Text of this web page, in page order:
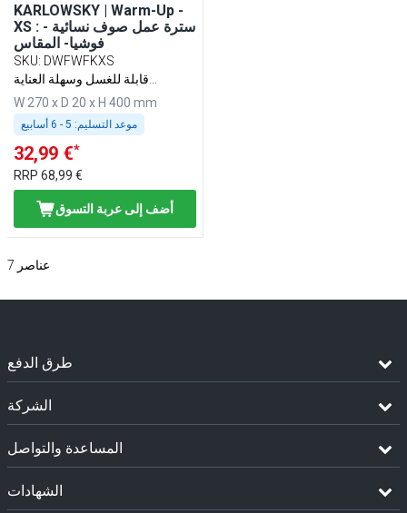
KARLOWSKY | Warm-Up -
XS : سترة عمل صوف نسائية -
فوشيا- المقاس
SKU: DWFWFKXS
قابلة للغسل وسهلة العناية
ومستدامة
W 270 x D 20 x H 400 mm
موعد التسليم:
32,99 €*
RRP 68,99 €
أضف إلى عربة التسوق
7 عناصر
طرق الدفع
الشركة
المساعدة والتواصل
الشهادات